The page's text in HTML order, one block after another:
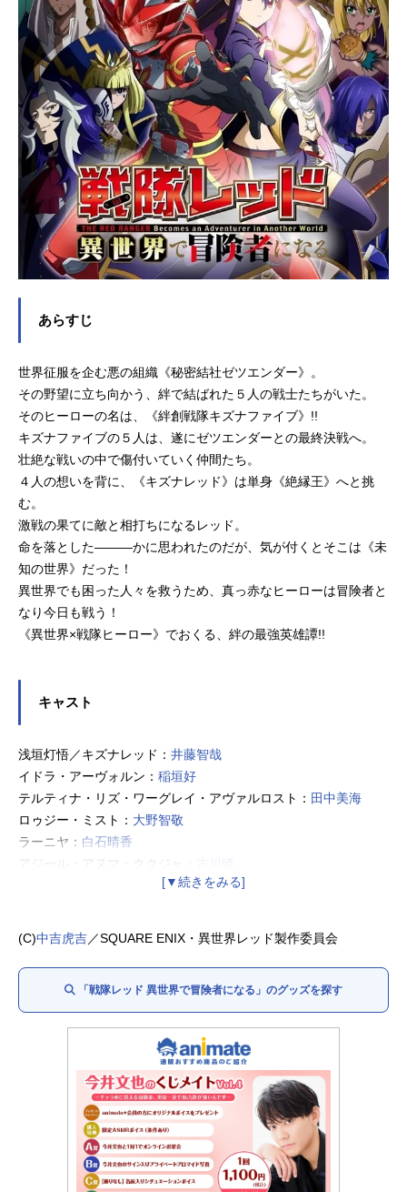
あらすじ
世界征服を企む悪の組織《秘密結社ゼツエンダー》。
その野望に立ち向かう、絆で結ばれた５人の戦士たちがいた。
そのヒーローの名は、《絆創戦隊キズナファイブ》!!
キズナファイブの５人は、遂にゼツエンダーとの最終決戦へ。
壮絶な戦いの中で傷付いていく仲間たち。
４人の想いを背に、《キズナレッド》は単身《絶縁王》へと挑
む。
激戦の果てに敵と相打ちになるレッド。
命を落とした―――かに思われたのだが、気が付くとそこは《未
知の世界》だった！
異世界でも困った人々を救うため、真っ赤なヒーローは冒険者と
なり今日も戦う！
《異世界×戦隊ヒーロー》でおくる、絆の最強英雄譚!!
キャスト
浅垣灯悟／キズナレッド： 井藤智哉
イドラ・アーヴォルン： 稲垣好
テルティナ・リズ・ワーグレイ・アヴァルロスト： 田中美海
ロゥジー・ミスト： 大野智敬
ラーニヤ： 白石晴香
アジール・アヌマ・ククジャ：
シャウハ・シェムハザール：白石涼子
ヴィダン：
飛星エミリ／キズナイエロー：菊地美香
堅岡修二／キズナグリーン：土田大
愛沢ツカサ／キズナピンク：小宮有紗
二階堂天理／キズナシルバー：
M・A・O
(C)中吉虎吉／SQUARE ENIX・異世界レッド製作委員会
「戦隊レッド 異世界で冒険者になる」のグッズを探す